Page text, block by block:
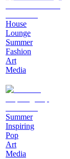
House
Lounge
Summer
Fashion
Art
Media
Summer
Inspiring
Pop
Art
Media